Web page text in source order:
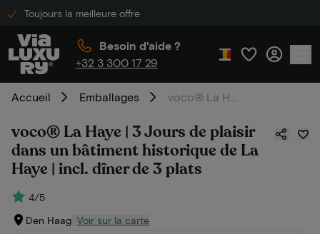
Toujours la meilleure offre
Besoin d'aide ?
+32 3 300 17 29
Accueil Emballages
voco® La Haye | 3 Jours de plaisir
dans un bâtiment historique de La
Haye | incl. dîner de 3 plats
4/5
Den Haag Voir sur la carte